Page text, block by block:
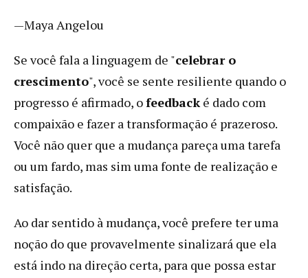
—Maya Angelou
Se você fala a linguagem de "celebrar o
crescimento", você se sente resiliente quando o
progresso é afirmado, ofeedbacké dado com
compaixão e fazer a transformação é prazeroso.
Você não quer que a mudança pareça uma tarefa
ou um fardo, mas sim uma fonte de realização e
satisfação.
Ao dar sentido à mudança, você prefere ter uma
noção do que provavelmente sinalizará que ela
está indo na direção certa, para que possa estar